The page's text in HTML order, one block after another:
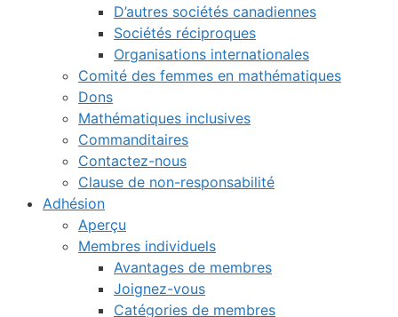
D’autres sociétés canadiennes
Sociétés réciproques
Organisations internationales
Comité des femmes en mathématiques
Dons
Mathématiques inclusives
Commanditaires
Contactez-nous
Clause de non-responsabilité
Adhésion
Aperçu
Membres individuels
Avantages de membres
Joignez-vous
Catégories de membres